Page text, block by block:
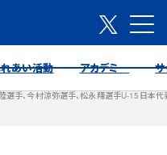
あい活動 アカデミー
選手、今村涼弥選手、松永翔選手U-15日本